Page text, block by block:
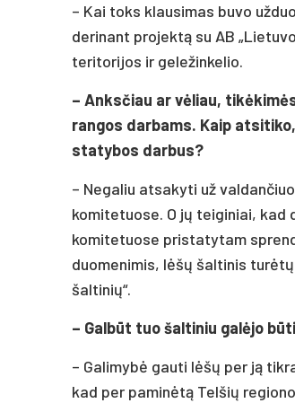
– Kai toks klausimas buvo
derinant projektą su AB
teritorijos ir geležinkelio.
– Anksčiau ar vėliau,
rangos darbams. Kaip
statybos darbus?
– Negaliu atsakyti už
komitetuose. O jų teiginiai,
komitetuose pristatytam
duomenimis, lėšų šaltinis
šaltinių“.
– Galbūt tuo šaltiniu galėjo
– Galimybė gauti lėšų per ją
kad per paminėtą Telšių